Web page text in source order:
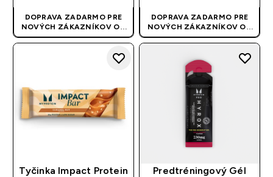
DOPRAVA ZADARMO PRE
NOVÝCH ZÁKAZNÍKOV OD
40 EUR| AKCIA SA APLIKUJE
AUTOMATICKY
DOPRAVA ZADARMO PRE
NOVÝCH ZÁKAZNÍKOV OD
40 EUR| AKCIA SA APLIKUJE
AUTOMATICKY
Tyčinka Impact Protein
Predtréningový Gél